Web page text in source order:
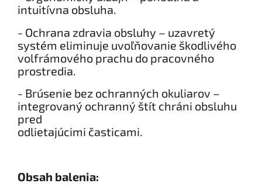
intuitívna obsluha.
- Ochrana zdravia obsluhy – uzavretý
systém eliminuje uvoľňovanie škodlivého
volfrámového prachu do pracovného
prostredia.
- Brúsenie bez ochranných okuliarov –
integrovaný ochranný štít chráni obsluhu
pred
odlietajúcimi časticami.
Obsah balenia: